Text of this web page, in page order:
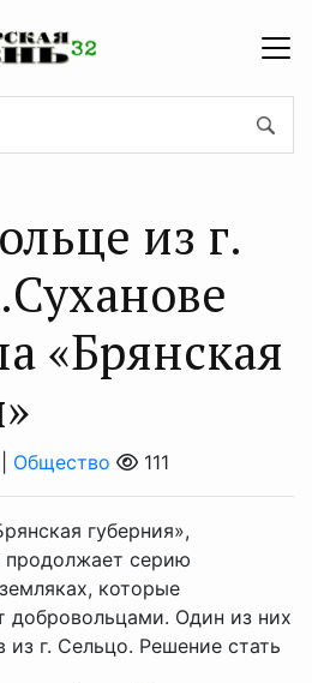
из г.
«Брянская
Общество 111
губерния»,
продолжает серию
которые
добровольцами. Один из них
г. Сельцо. Решение стать